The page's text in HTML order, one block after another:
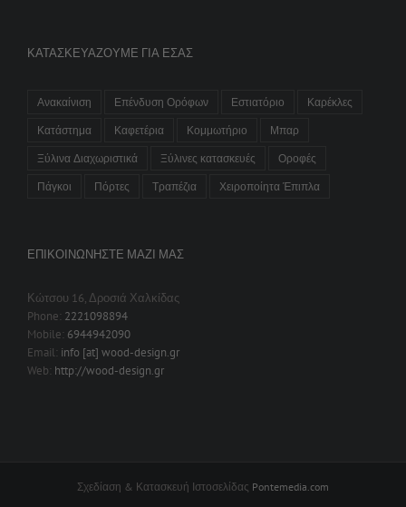
ΚΑΤΑΣΚΕΥΆΖΟΥΜΕ ΓΙΑ ΕΣΆΣ
Ανακαίνιση Επένδυση Ορόφων Εστιατόριο Καρέκλες
Κατάστημα Καφετέρια Κομμωτήριο Μπαρ
Ξύλινα Διαχωριστικά Ξύλινες κατασκευές Οροφές
Πάγκοι Πόρτες Τραπέζια Χειροποίητα Έπιπλα
ΕΠΙΚΟΙΝΩΝΉΣΤΕ ΜΑΖΊ ΜΑΣ
Κώτσου 16, Δροσιά Χαλκίδας
Phone: 2221098894
Mobile: 6944942090
Email: info [at] wood-design.gr
Web: http://wood-design.gr
Σχεδίαση & Κατασκευή Ιστοσελίδας Pontemedia.com